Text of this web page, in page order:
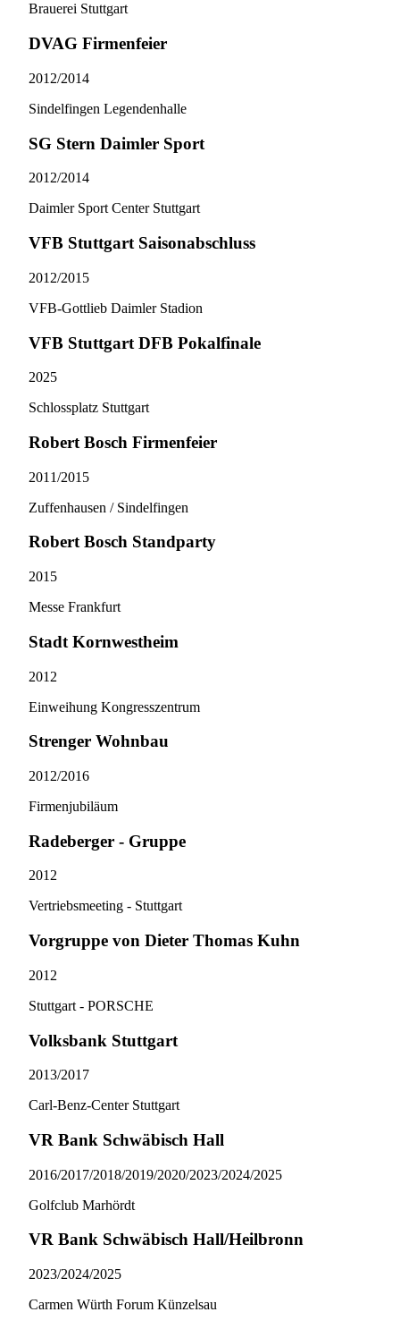
Brauerei Stuttgart
DVAG Firmenfeier
2012/​2014
Sindelfingen Legendenhalle
SG Stern Daimler Sport
2012/​2014
Daimler Sport Center Stuttgart
VFB Stuttgart Saisonabschluss
2012/​2015
VFB-Gottlieb Daimler Stadion
VFB Stuttgart DFB Pokalfinale
2025
Schlossplatz Stuttgart
Robert Bosch Firmenfeier
2011/​2015
Zuffenhausen / Sindelfingen
Robert Bosch Standparty
2015
Messe Frankfurt
Stadt Kornwestheim
2012
Einweihung Kongresszentrum
Strenger Wohnbau
2012/​2016
Firmenjubiläum
Radeberger - Gruppe
2012
Vertriebsmeeting - Stuttgart
Vorgruppe von Dieter Thomas Kuhn
2012
Stuttgart - PORSCHE
Volksbank Stuttgart
2013/​2017
Carl-Benz-Center Stuttgart
VR Bank Schwäbisch Hall
2016/​2017/​2018/​2019/​2020/​2023/​2024/​2025
Golfclub Marhördt
VR Bank Schwäbisch Hall/Heilbronn
2023/​2024/​2025
Carmen Würth Forum Künzelsau